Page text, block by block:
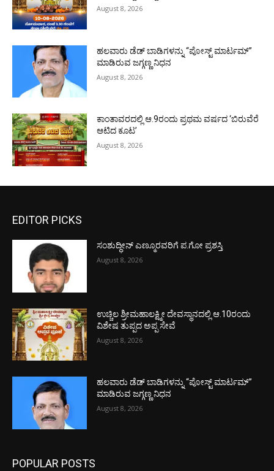
August 8, 2026
ಹಲವಾರು ಡೆಡ್ ಬಾಡಿಗಳನ್ನು “ಪೋಸ್ಟ್ ಮಾರ್ಟಮ್”
ಮಾಡಿರುವ ಜಗ್ಗಣ್ಣ ನಿಧನ
August 8, 2026
ಕಾಂತಾವರದಲ್ಲಿ ಆ.9ರಂದು ಪ್ರಥಮ ವರ್ಷದ ‘ಬಿರುವೆರೆ
ಆಟಿದ ಕೂಟ’
August 8, 2026
EDITOR PICKS
ಸಂಶುದ್ಧೀನ್ ಎಣ್ಮೂರವರಿಗೆ ಪ.ಗೋ ಪ್ರಶಸ್ತಿ
August 8, 2026
ಉಚ್ಚಿಲ ಶ್ರೀಮಹಾಲಕ್ಷ್ಮೀ ದೇವಸ್ಥಾನದಲ್ಲಿ ಆ.10ರಂದು
ವಿಶೇಷ ತುಪ್ಪದ ಅಪ್ಪ ಸೇವೆ
August 8, 2026
ಹಲವಾರು ಡೆಡ್ ಬಾಡಿಗಳನ್ನು “ಪೋಸ್ಟ್ ಮಾರ್ಟಮ್”
ಮಾಡಿರುವ ಜಗ್ಗಣ್ಣ ನಿಧನ
August 8, 2026
POPULAR POSTS